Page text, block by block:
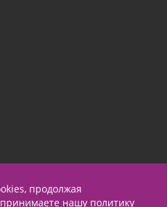
продолжая
принимаете нашу политику